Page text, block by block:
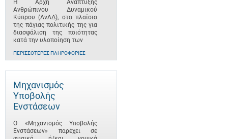
Η Αρχή Ανάπτυξης
Ανθρώπινου Δυναμικού
Κύπρου (ΑνΑΔ), στο πλαίσιο
της πάγιας πολιτικής της για
διασφάλιση της ποιότητας
κατά την υλοποίηση των
ΠΕΡΙΣΣΌΤΕΡΕΣ ΠΛΗΡΟΦΟΡΊΕΣ
Μηχανισμός
Υποβολής
Ενστάσεων
Ο «Μηχανισμός Υποβολής
Ενστάσεων» παρέχει σε